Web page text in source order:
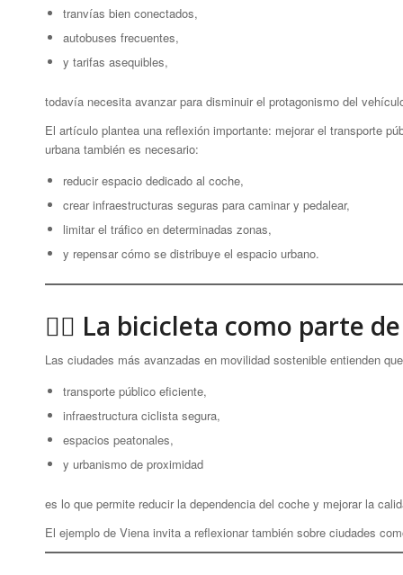
tranvías bien conectados,
autobuses frecuentes,
y tarifas asequibles,
todavía necesita avanzar para disminuir el protagonismo del
El artículo plantea una reflexión importante: mejorar el transporte
urbana también es necesario:
reducir espacio dedicado al coche,
crear infraestructuras seguras para caminar y pedalear,
limitar el tráfico en determinadas zonas,
y repensar cómo se distribuye el espacio urbano.
🚴‍♀️ La bicicleta como parte
Las ciudades más avanzadas en movilidad sostenible entienden
transporte público eficiente,
infraestructura ciclista segura,
espacios peatonales,
y urbanismo de proximidad
es lo que permite reducir la dependencia del coche y mejorar la
El ejemplo de Viena invita a reflexionar también sobre ciudades